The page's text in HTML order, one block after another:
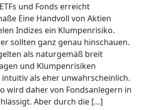
und Fonds erreicht
Eine Handvoll von Aktien
Indizes ein Klumpenrisiko.
sollten ganz genau hinschauen.
als naturgemäß breit
und Klumpenrisiken
als eher unwahrscheinlich.
wird daher von Fondsanlegern in
Aber durch die […]